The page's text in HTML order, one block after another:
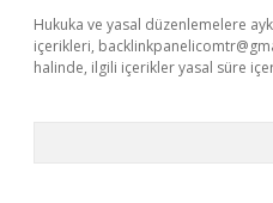
Hukuka ve yasal düzenlemelere
içerikleri,
halinde, ilgili içerikler yasal süre